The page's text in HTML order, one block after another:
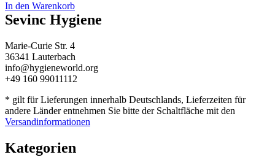
In den Warenkorb
Sevinc Hygiene
Marie-Curie Str. 4
36341 Lauterbach
info@hygieneworld.org
+49 160 99011112
* gilt für Lieferungen innerhalb Deutschlands, Lieferzeiten für
andere Länder entnehmen Sie bitte der Schaltfläche mit den
Versandinformationen
Kategorien